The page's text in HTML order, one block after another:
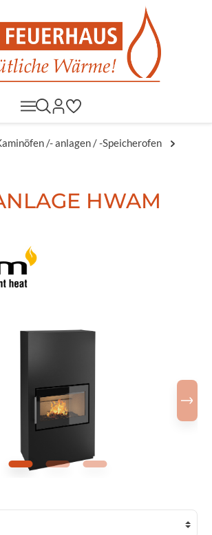
/- anlagen / -Speicherofen
HWAM